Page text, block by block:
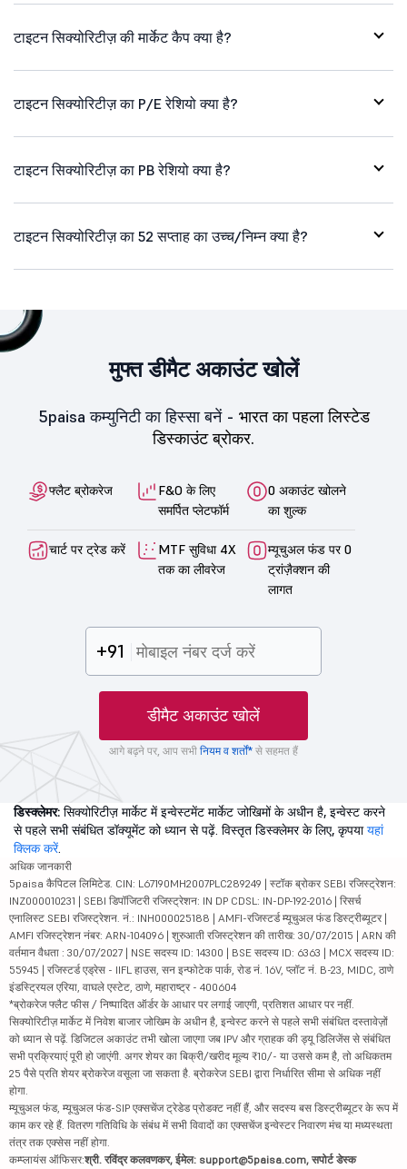
टाइटन सिक्योरिटीज़ की मार्केट कैप क्या है?
टाइटन सिक्योरिटीज़ का P/E रेशियो क्या है?
टाइटन सिक्योरिटीज़ का PB रेशियो क्या है?
टाइटन सिक्योरिटीज़ का 52 सप्ताह का उच्च/निम्न क्या है?
मुफ्त डीमैट अकाउंट खोलें
5paisa कम्युनिटी का हिस्सा बनें - भारत का पहला लिस्टेड
डिस्काउंट ब्रोकर.
फ्लैट ब्रोकरेज
F&O के लिए
समर्पित प्लेटफॉर्म
0 अकाउंट खोलने
का शुल्क
चार्ट पर ट्रेड करें
MTF सुविधा 4X
तक का लीवरेज
म्यूचुअल फंड पर 0
ट्रांज़ैक्शन की
लागत
+91
डीमैट अकाउंट खोलें
आगे बढ़ने पर, आप सभी नियम व शर्तों* से सहमत हैं
डिस्क्लेमर: सिक्योरिटीज़ मार्केट में इन्वेस्टमेंट मार्केट जोखिमों के अधीन है, इन्वेस्ट करने
से पहले सभी संबंधित डॉक्यूमेंट को ध्यान से पढ़ें. विस्तृत डिस्क्लेमर के लिए, कृपयायहां
क्लिक करें.
अधिक जानकारी
5paisa कैपिटल लिमिटेड. CIN: L67190MH2007PLC289249 | स्टॉक ब्रोकर SEBI रजिस्ट्रेशन:
INZ000010231 | SEBI डिपॉजिटरी रजिस्ट्रेशन: IN DP CDSL: IN-DP-192-2016 | रिसर्च
एनालिस्ट SEBI रजिस्ट्रेशन. नं.: INH000025188 | AMFI-रजिस्टर्ड म्यूचुअल फंड डिस्ट्रीब्यूटर |
AMFI रजिस्ट्रेशन नंबर: ARN-104096 | शुरुआती रजिस्ट्रेशन की तारीख: 30/07/2015 | ARN की
वर्तमान वैधता : 30/07/2027 | NSE सदस्य ID: 14300 | BSE सदस्य ID: 6363 | MCX सदस्य ID:
55945 | रजिस्टर्ड एड्रेस - IIFL हाउस, सन इन्फोटेक पार्क, रोड नं. 16V, प्लॉट नं. B-23, MIDC, ठाणे
इंडस्ट्रियल एरिया, वाघले एस्टेट, ठाणे, महाराष्ट्र - 400604
*ब्रोकरेज फ्लैट फीस / निष्पादित ऑर्डर के आधार पर लगाई जाएगी, प्रतिशत आधार पर नहीं.
सिक्योरिटीज़ मार्केट में निवेश बाजार जोखिम के अधीन है, इन्वेस्ट करने से पहले सभी संबंधित दस्तावेज़ों
को ध्यान से पढ़ें. डिजिटल अकाउंट तभी खोला जाएगा जब IPV और ग्राहक की ड्यू डिलिजेंस से संबंधित
सभी प्रक्रियाएं पूरी हो जाएंगी. अगर शेयर का बिक्री/खरीद मूल्य ₹10/- या उससे कम है, तो अधिकतम
25 पैसे प्रति शेयर ब्रोकरेज वसूला जा सकता है. ब्रोकरेज SEBI द्वारा निर्धारित सीमा से अधिक नहीं
होगा.
म्यूचुअल फंड, म्यूचुअल फंड-SIP एक्सचेंज ट्रेडेड प्रोडक्ट नहीं हैं, और सदस्य बस डिस्ट्रीब्यूटर के रूप में
काम कर रहे हैं. वितरण गतिविधि के संबंध में सभी विवादों का एक्सचेंज इन्वेस्टर निवारण मंच या मध्यस्थता
तंत्र तक एक्सेस नहीं होगा.
कम्प्लायंस ऑफिसर:श्री. रविंद्र कलवणकर, ईमेल: support@5paisa.com, सपोर्ट डेस्क